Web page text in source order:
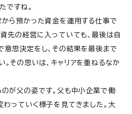
ですね。
から預かった資金を運用する仕事で
先の経営に入っていても、最後は自
意思決定をし、その結果を最後まで
その思いは、キャリアを重ねるなか
のが父の姿です。父も中小企業で働
わっていく様子を見てきました。大